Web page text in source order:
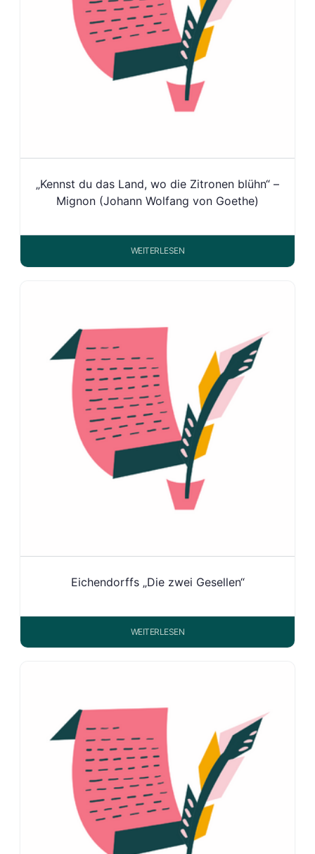
„Kennst du das Land, wo die Zitronen blühn“ –
Mignon (Johann Wolfang von Goethe)
WEITERLESEN
Eichendorffs „Die zwei Gesellen“
WEITERLESEN